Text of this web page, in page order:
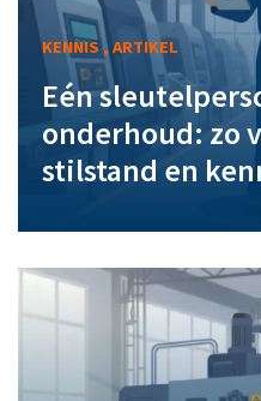
KENNIS , ARTIKEL
Eén
onderhoud: zo
stilstand en